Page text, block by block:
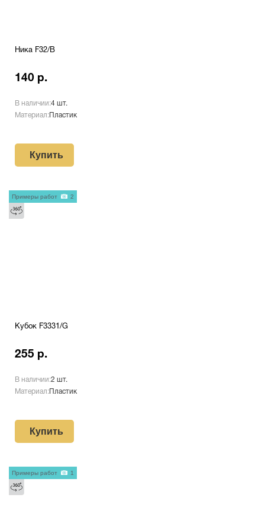
Ника F32/В
140 р.
В наличии:4 шт.
Материал: Пластик
Купить
Кубок F3331/G
255 р.
В наличии:2 шт.
Материал: Пластик
Купить
Примеры работ 2
Примеры работ 1